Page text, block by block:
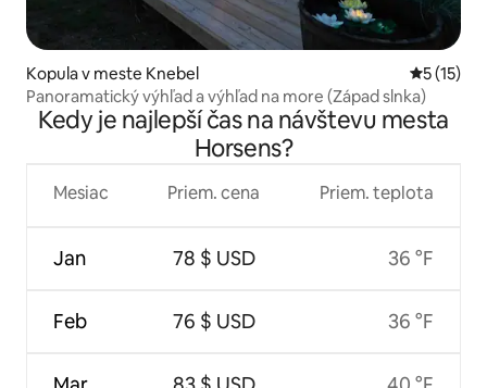
Kopula v meste Knebel
5 (15)
Panoramatický výhľad a výhľad na more (Západ slnka)
Kedy je najlepší čas na návštevu mesta
Horsens?
Mesiac
Jan
Feb
Priem. cena
78 $ USD
76 $ USD
Priem. teplota
36 °F
36 °F